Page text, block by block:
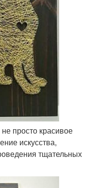
просто красивое
искусства,
тщательных